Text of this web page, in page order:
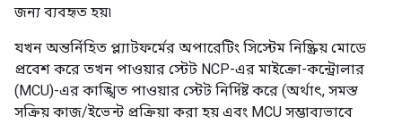
জন্য ব্যবহৃত হয়৷
যখন অন্তর্নিহিত প্ল্যাটফর্মের অপারেটিং সিস্টেম নিষ্ক্রিয় মোডে
প্রবেশ করে তখন পাওয়ার স্টেট NCP-এর মাইক্রো-কন্ট্রোলার
(MCU)-এর কাঙ্খিত পাওয়ার স্টেট নির্দিষ্ট করে (অর্থাৎ, সমস্ত
সক্রিয় কাজ/ইভেন্ট প্রক্রিয়া করা হয় এবং MCU সম্ভাব্যভাবে